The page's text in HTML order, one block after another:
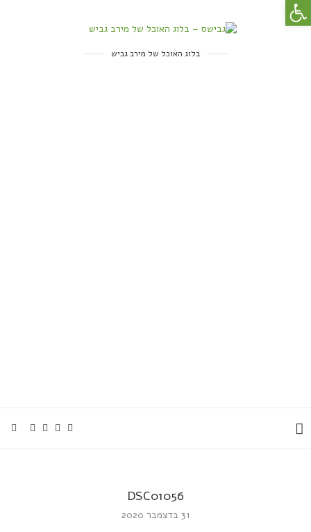
בלוג האוכל של מירב גביש
DSC01056
31 בדצמבר 2020